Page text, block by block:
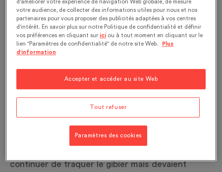
encore attendre un siècle et demi pour que cette
prophétie se concrétise dans les pays
industrialisés grâce, notamment, à la
mécanisation de la conservation.
Surplus alimentaire aux mains des
dirigeants
Autrefois, la conservation de la nourriture était
en réduisant l’altération des aliments pour en
disposer le plus longtemps possible. Face à l’hiver,
continuer de traquer le gibier mais devaient
d'améliorer votre expérience de navigation Web globale, de mesure
votre audience, de collecter des informations utiles pour nous et nos
partenaires pour vous proposer des publicités adaptées à vos centres
d'intérêt. En savoir plus sur notre Politique de confidentialité et définir
vos préférences en cliquant sur ici ou à tout moment en cliquant sur le
lien "Paramètres de confidentialité" de notre site Web.
Plus
d'information
Tout refuser
Accepter et accéder au site Web
Paramètres des cookies